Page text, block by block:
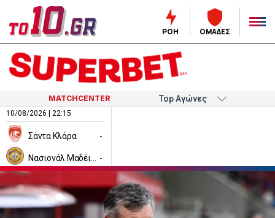
ΡΟΗ ΟΜΑΔΕΣ
MATCHCENTER
10/08/2026 | 22:15
Σάντα Κλάρα -
-